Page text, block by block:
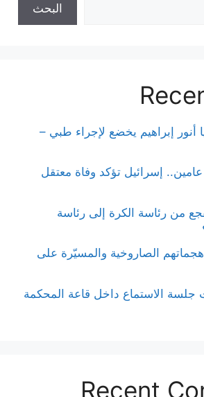
البحث
أنور إبراهيم يخضع لإجراء طبي –
عامين.. إسرائيل تؤكد وفاة معتقل
من رئاسة الكرة إلى رئاسة
الصاروخية والمسيّرة على
جلسة الاستماع داخل قاعة المحكمة
Recent